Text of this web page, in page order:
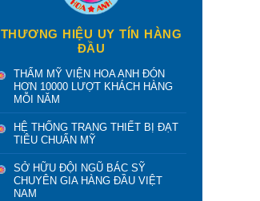
THƯƠNG HIỆU UY TÍN HÀNG
ĐẦU
THẨM MỸ VIỆN HOA ANH ĐÓN
HƠN 10000 LƯỢT KHÁCH HÀNG
MỖI NĂM
HỆ THỐNG TRANG THIẾT BỊ ĐẠT
TIÊU CHUẨN MỸ
SỞ HỮU ĐỘI NGŨ BÁC SỸ
CHUYÊN GIA HÀNG ĐẦU VIỆT
NAM